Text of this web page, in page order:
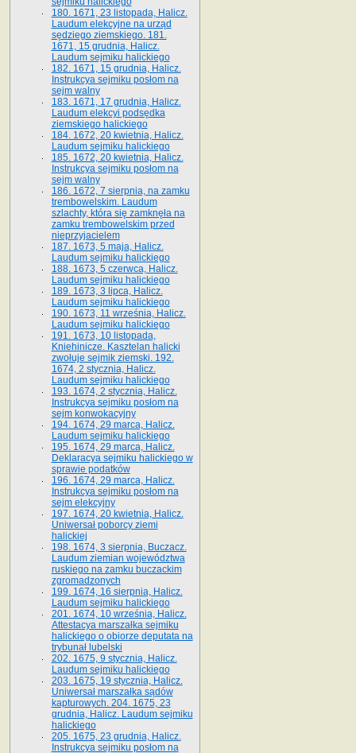
180. 1671, 23 listopada, Halicz.
Laudum elekcyjne na urząd
sędziego ziemskiego. 181.
1671, 15 grudnia, Halicz.
Laudum sejmiku halickiego
182. 1671, 15 grudnia, Halicz.
Instrukcya sejmiku posłom na
sejm walny
183. 1671, 17 grudnia, Halicz.
Laudum elekcyi podsędka
ziemskiego halickiego
184. 1672, 20 kwietnia, Halicz.
Laudum sejmiku halickiego
185. 1672, 20 kwietnia, Halicz.
Instrukcya sejmiku posłom na
sejm walny
186. 1672, 7 sierpnia, na zamku
trembowelskim. Laudum
szlachty, która się zamknęła na
zamku trembowelskim przed
nieprzyjacielem
187. 1673, 5 maja, Halicz.
Laudum sejmiku halickiego
188. 1673, 5 czerwca, Halicz.
Laudum sejmiku halickiego
189. 1673, 3 lipca, Halicz.
Laudum sejmiku halickiego
190. 1673, 11 września, Halicz.
Laudum sejmiku halickiego
191. 1673, 10 listopada,
Kniehinicze. Kasztelan halicki
zwołuje sejmik ziemski. 192.
1674, 2 stycznia, Halicz.
Laudum sejmiku halickiego
193. 1674, 2 stycznia, Halicz.
Instrukcya sejmiku posłom na
sejm konwokacyjny
194. 1674, 29 marca, Halicz.
Laudum sejmiku halickiego
195. 1674, 29 marca, Halicz.
Deklaracya sejmiku halickiego w
sprawie podatków
196. 1674, 29 marca, Halicz.
Instrukcya sejmiku posłom na
sejm elekcyjny
197. 1674, 20 kwietnia, Halicz.
Uniwersał poborcy ziemi
halickiej
198. 1674, 3 sierpnia, Buczacz.
Laudum ziemian województwa
ruskiego na zamku buczackim
zgromadzonych
199. 1674, 16 sierpnia, Halicz.
Laudum sejmiku halickiego
201. 1674, 10 września, Halicz.
Attestacya marszałka sejmiku
halickiego o obiorze deputata na
trybunał lubelski
202. 1675, 9 stycznia, Halicz.
Laudum sejmiku halickiego
203. 1675, 19 stycznia, Halicz.
Uniwersał marszałka sądów
kapturowych. 204. 1675, 23
grudnia, Halicz. Laudum sejmiku
halickiego
205. 1675, 23 grudnia, Halicz.
Instrukcya sejmiku posłom na